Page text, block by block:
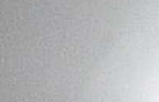
Pretendemos estar
múltiplas vertentes
negócio. E é por
dispor uma grande